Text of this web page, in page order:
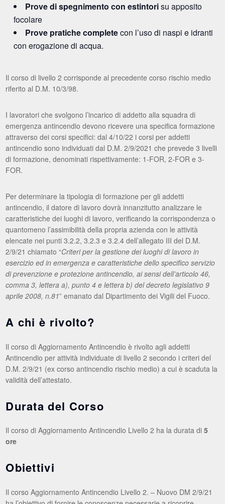
Prove di spegnimento con estintorisu apposito
focolare
Prove pratiche completecon l’uso di naspi e idranti
con erogazione di acqua.
Il corso di livello 2 corrisponde al precedente corso rischio medio
riferito al D.M. 10/3/98.
I lavoratori che svolgono l’incarico di addetto alla squadra di
emergenza antincendio devono ricevere una specifica formazione
attraverso dei corsi specifici: dal 4/10/22 i corsi per addetti
antincendio sono individuati dal D.M. 2/9/2021 che prevede 3 livelli
di formazione, denominati rispettivamente: 1-FOR, 2-FOR e 3-
FOR.
Per determinare la tipologia di formazione per gli addetti
antincendio, il datore di lavoro dovrà innanzitutto analizzare le
caratteristiche dei luoghi di lavoro, verificando la corrispondenza o
quantomeno l’assimibilità della propria azienda con le attività
elencate nei punti 3.2.2, 3.2.3 e 3.2.4 dell’allegato III del D.M.
2/9/21 chiamato “Criteri per la gestione dei luoghi di lavoro in
esercizio ed in emergenza e caratteristiche dello specifico servizio
di prevenzione e protezione antincendio, ai sensi dell’articolo 46,
comma 3, lettera a), punto 4 e lettera b) del decreto legislativo 9
aprile 2008, n.81” emanato dal Dipartimento dei Vigili del Fuoco.
A chi è rivolto?
Il corso di Aggiornamento Antincendio è rivolto agli addetti
Antincendio per attività individuate di livello 2 secondo i criteri del
D.M. 2/9/21 (ex corso antincendio rischio medio) a cui è scaduta la
validità dell’attestato.
Durata del Corso
Il corso di Aggiornamento Antincendio Livello 2 ha la durata di5
ore
Obiettivi
Il corso Aggiornamento Antincendio Livello 2. – Nuovo DM 2/9/21